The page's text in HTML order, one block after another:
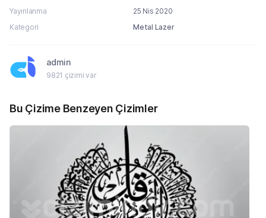
Yayınlanma
25 Nis 2020
Kategori
Metal Lazer
admin
9821 çizimi var
Bu Çizime Benzeyen Çizimler